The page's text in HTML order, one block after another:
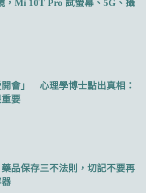
，Mi 10T Pro 試螢幕、5G、攝
開會」 心理學博士點出真相：
要
品保存三不法則，切記不要再